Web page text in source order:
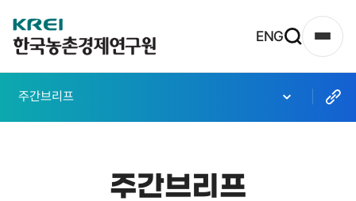
한
국
촌
ENG
트
맵
주간브리프
주간브리프